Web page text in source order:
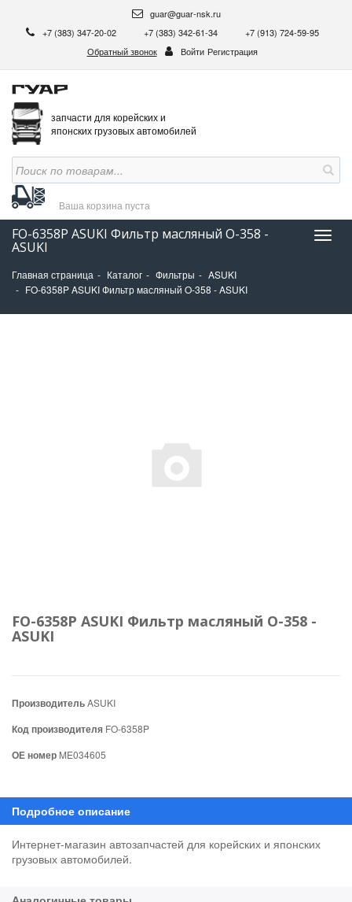
guar@guar-nsk.ru
+7 (383) 347-20-02
+7 (383) 342-61-34
+7 (913) 724-59-95
Обратный звонок
Войти Регистрация
запчасти для корейских и
японских грузовых автомобилей
Ваша корзина пуста
FO-6358P ASUKI Фильтр масляный O-358 -
ASUKI
Главная страница Каталог Фильтры
ASUKI
FO-6358P ASUKI Фильтр масляный O-358 - ASUKI
FO-6358P ASUKI Фильтр масляный O-358 -
ASUKI
ПроизводительASUKI
Код производителя FO-6358P
ОЕ номер ME034605
Интернет-магазин автозапчастей для корейских и японских
грузовых автомобилей.